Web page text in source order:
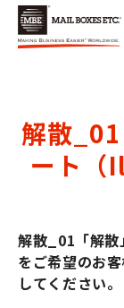
解散
ート（
解散_01「解
をご希望のお
してください。